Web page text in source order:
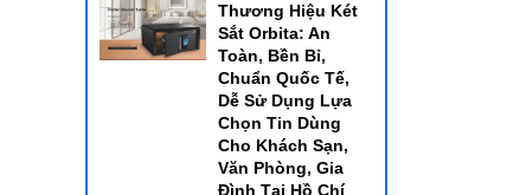
Thương Hiệu Két
Sắt Orbita: An
Toàn, Bền Bỉ,
Chuẩn Quốc Tế,
Dễ Sử Dụng Lựa
Chọn Tin Dùng
Cho Khách Sạn,
Văn Phòng, Gia
Đình Tại Hồ Chí